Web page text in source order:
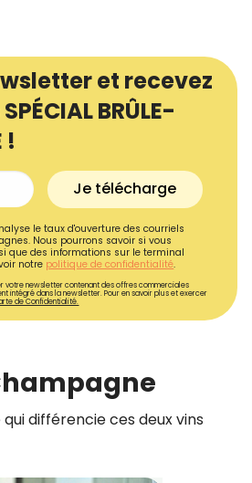
et recevez
BRÛLE-
!
Je télécharge
le taux d'ouverture des courriels
Nous pourrons savoir si vous
que des informations sur le terminal
notre politique de confidentialité.
votre newsletter contenant des offres commerciales
intégré dans la newsletter. Pour en savoir plus et exercer
de Confidentialité.
différencie ces deux vins
gratuitement 180
inédites de CROQ
la newsletter promotionnelle de